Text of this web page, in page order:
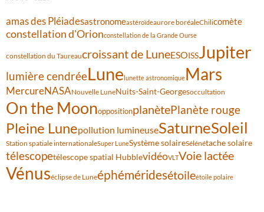
amas des Pléiadesastronomeastéroïdeaurore boréaleChilicomète
constellation d'Orionconstellation de la Grande Ourse
constellation du Taureaucroissant de LuneESOISSJupiter
lumière cendréeLune lunette astronomiqueMars
MercureNASANouvelle LuneNuits-Saint-Georgesoccultation
On the MoonoppositionplanètePlanète rouge
Pleine Lunepollution lumineuseSaturneSoleil
Station spatiale internationaleSuper LuneSystème solaireSélénétache solaire
télescopetélescope spatial HubblevidéoVLTVoie lactée
Vénuséclipse de Luneéphéméridesétoileétoile polaire